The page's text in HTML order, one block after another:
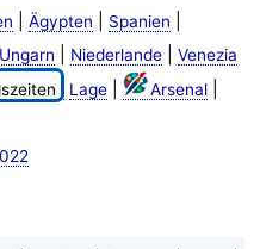
Ägypten Spanien
Ungarn Niederlande| Venezia
Lage| Arsenal|